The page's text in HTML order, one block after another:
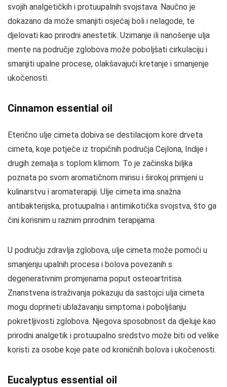
svojih analgetičkih i protuupalnih svojstava. Naučno je
dokazano da može smanjiti osjećaj boli i nelagode, te
djelovati kao prirodni anestetik. Uzimanje ili nanošenje ulja
mente na područje zglobova može poboljšati cirkulaciju i
smanjiti upalne procese, olakšavajući kretanje i smanjenje
ukočenosti.
Cinnamon essential oil
Eterično ulje cimeta dobiva se destilacijom kore drveta
cimeta, koje potječe iz tropičnih područja Cejlona, Indije i
drugih zemalja s toplom klimom. To je začinska biljka
poznata po svom aromatičnom mirisu i širokoj primjeni u
kulinarstvu i aromaterapiji. Ulje cimeta ima snažna
antibakterijska, protuupalna i antimikotička svojstva, što ga
čini korisnim u raznim prirodnim terapijama.
U području zdravlja zglobova, ulje cimeta može pomoći u
smanjenju upalnih procesa i bolova povezanih s
degenerativnim promjenama poput osteoartritisa.
Znanstvena istraživanja pokazuju da sastojci ulja cimeta
mogu doprineti ublažavanju simptoma i poboljšanju
pokretljivosti zglobova. Njegova sposobnost da djeluje kao
prirodni analgetik i protuupalno sredstvo može biti od velike
koristi za osobe koje pate od kroničnih bolova i ukočenosti.
Eucalyptus essential oil